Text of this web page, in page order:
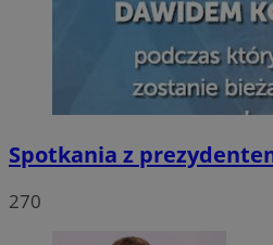
Spotkania z
270